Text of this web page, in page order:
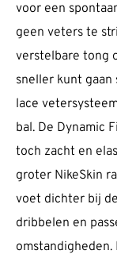
voor een
geen veters te
verstelbare tong
sneller kunt gaan
lace
bal. De Dynamic
toch zacht en
groter NikeSkin
voet dichter bij
dribbelen en